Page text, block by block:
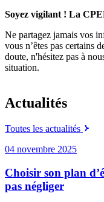
Soyez vigilant ! La
Ne partagez jamais vos
vous n’êtes pas certains
doute, n'hésitez pas à
situation.
Actualités
Toutes les actualités
04 novembre 2025
Choisir son plan
pas négliger